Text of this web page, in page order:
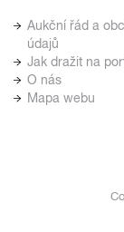
Aukční řád a
údajů
Jak dražit na
O nás
Mapa webu